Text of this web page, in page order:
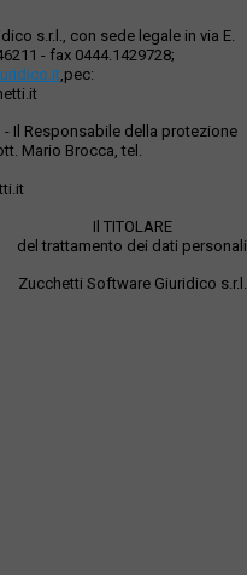
s.r.l., con sede legale in via E.
- fax 0444.1429728;
,pec:
- Il Responsabile della protezione
Mario Brocca, tel.
Il TITOLARE
del trattamento dei dati personali
Zucchetti Software Giuridico s.r.l.